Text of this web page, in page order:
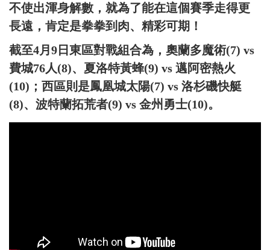
不使出渾身解數，就為了能在這個賽季走得更
長遠，肯定是拳拳到肉、精彩可期！
截至4月9日東區對戰組合為，奧蘭多魔術(7) vs
費城76人(8)、夏洛特黃蜂(9) vs 邁阿密熱火
(10)；西區則是鳳凰城太陽(7) vs 洛杉磯快艇
(8)、波特蘭拓荒者(9) vs 金州勇士(10)。